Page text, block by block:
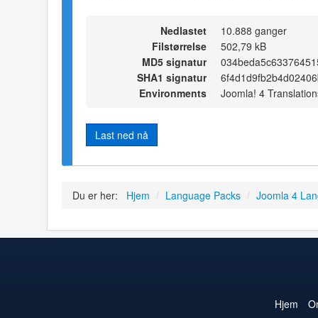
Nedlastet
10.888 ganger
Filstørrelse
502,79 kB
MD5 signatur
SHA1 signatur
Environments
Joomla! 4
Last ned nå
Du er her: Hjem / Language Packs / Joomla 4
Hjem